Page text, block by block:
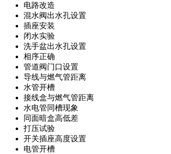
电路改造
混水阀出水孔设置
插座安装
闭水实验
洗手盆出水孔设置
相序正确
管道阀门口设置
导线与燃气管距离
水管开槽
接线盒与燃气管距离
水电管同槽现象
同面暗盒高低差
打压试验
开关插座高度设置
电管开槽